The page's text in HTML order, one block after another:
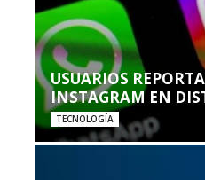
USUARIOS
INSTAGRAM EN
TECNOLOGÍA